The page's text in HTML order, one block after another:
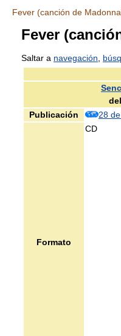
Fever (canción de
Fever
Saltar a navegación
Publicación
28
Formato
CD